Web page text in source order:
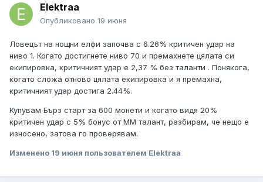
Elektraa
Опубликовано 19 июня
Ловецът на нощни елфи започва с 6.26% критичен удар на
ниво 1. Когато достигнете ниво 70 и премахнете цялата си
екипировка, критичният удар е 2,37 % без таланти . Понякога,
когато сложа отново цялата екипировка и я премахна,
критичният удар достига 2.44%.
Купувам Бърз старт за 600 монети и когато видя 20%
критичен удар с 5% бонус от MM талант, разбирам, че нещо е
износено, затова го проверявам.
Изменено 19 июня пользователем Elektraa